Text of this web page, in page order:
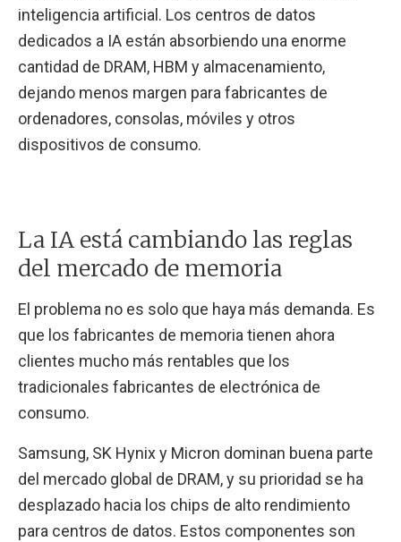
inteligencia artificial. Los centros de datos
dedicados a IA están absorbiendo una enorme
cantidad de DRAM, HBM y almacenamiento,
dejando menos margen para fabricantes de
ordenadores, consolas, móviles y otros
dispositivos de consumo.
La IA está cambiando las reglas
del mercado de memoria
El problema no es solo que haya más demanda. Es
que los fabricantes de memoria tienen ahora
clientes mucho más rentables que los
tradicionales fabricantes de electrónica de
consumo.
Samsung, SK Hynix y Micron dominan buena parte
del mercado global de DRAM, y su prioridad se ha
desplazado hacia los chips de alto rendimiento
para centros de datos. Estos componentes son